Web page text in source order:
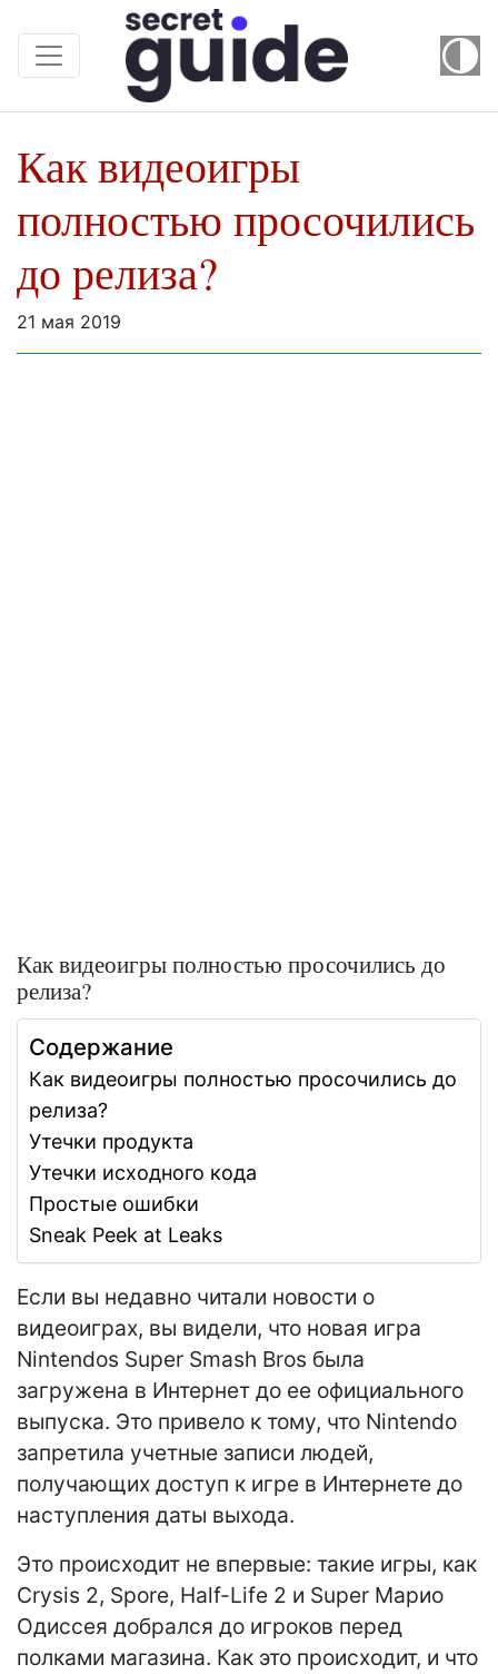
Как видеоигры
полностью просочились
до релиза?
21 мая 2019
Как видеоигры полностью просочились до
релиза?
Содержание
Как видеоигры полностью просочились до
релиза?
Утечки продукта
Утечки исходного кода
Простые ошибки
Sneak Peek at Leaks
Если вы недавно читали новости о
видеоиграх, вы видели, что новая игра
Nintendos Super Smash Bros была
загружена в Интернет до ее официального
выпуска. Это привело к тому, что Nintendo
запретила учетные записи людей,
получающих доступ к игре в Интернете до
наступления даты выхода.
Это происходит не впервые: такие игры, как
Crysis 2, Spore, Half-Life 2 и Super Марио
Одиссея добрался до игроков перед
полками магазина. Как это происходит, и что